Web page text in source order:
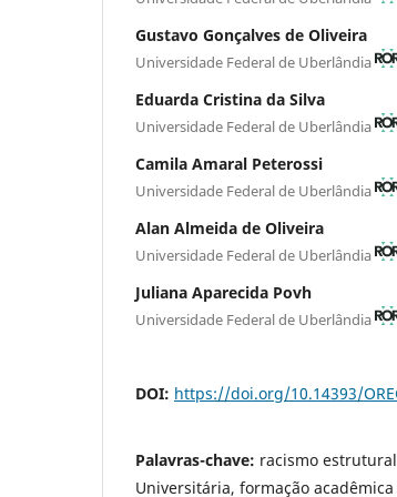
Gustavo Gonçalves de Oliveira
Universidade Federal de Uberlândia
Eduarda Cristina da Silva
Universidade Federal de Uberlândia
Camila Amaral Peterossi
Universidade Federal de Uberlândia
Alan Almeida de Oliveira
Universidade Federal de Uberlândia
Juliana Aparecida Povh
Universidade Federal de Uberlândia
DOI: https://doi.org/10.14393/
Palavras-chave: racismo
Universitária, formação acadêmica